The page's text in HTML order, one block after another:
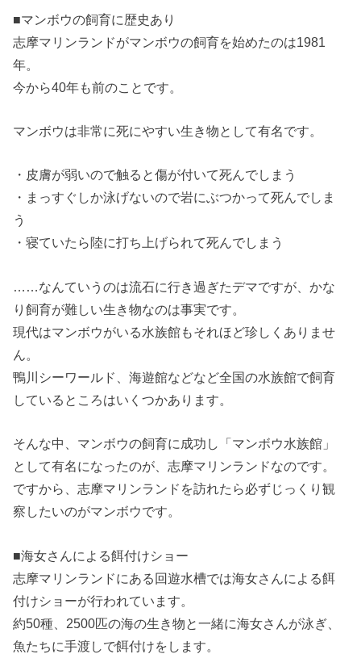
■マンボウの飼育に歴史あり
志摩マリンランドがマンボウの飼育を始めたのは1981
年。
今から40年も前のことです。
マンボウは非常に死にやすい生き物として有名です。
・皮膚が弱いので触ると傷が付いて死んでしまう
・まっすぐしか泳げないので岩にぶつかって死んでしま
う
・寝ていたら陸に打ち上げられて死んでしまう
……なんていうのは流石に行き過ぎたデマですが、かな
り飼育が難しい生き物なのは事実です。
現代はマンボウがいる水族館もそれほど珍しくありませ
ん。
鴨川シーワールド、海遊館などなど全国の水族館で飼育
しているところはいくつかあります。
そんな中、マンボウの飼育に成功し「マンボウ水族館」
として有名になったのが、志摩マリンランドなのです。
ですから、志摩マリンランドを訪れたら必ずじっくり観
察したいのがマンボウです。
■海女さんによる餌付けショー
志摩マリンランドにある回遊水槽では海女さんによる餌
付けショーが行われています。
約50種、2500匹の海の生き物と一緒に海女さんが泳ぎ、
魚たちに手渡しで餌付けをします。